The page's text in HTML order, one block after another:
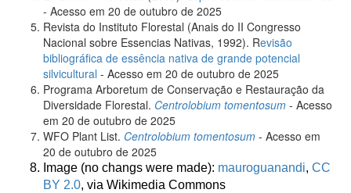
- Acesso em 20 de outubro de 2025
Revista do Instituto Florestal (Anais do II Congresso
Nacional sobre Essencias Nativas, 1992). Revisão
bibliográfica de essência nativa de grande potencial
silvicultural - Acesso em 20 de outubro de 2025
Programa Arboretum de Conservação e Restauração da
Diversidade Florestal. Centrolobium tomentosum - Acesso
em 20 de outubro de 2025
WFO Plant List. Centrolobium tomentosum - Acesso em
20 de outubro de 2025
Image (no changs were made): mauroguanandi, CC
BY 2.0, via Wikimedia Commons